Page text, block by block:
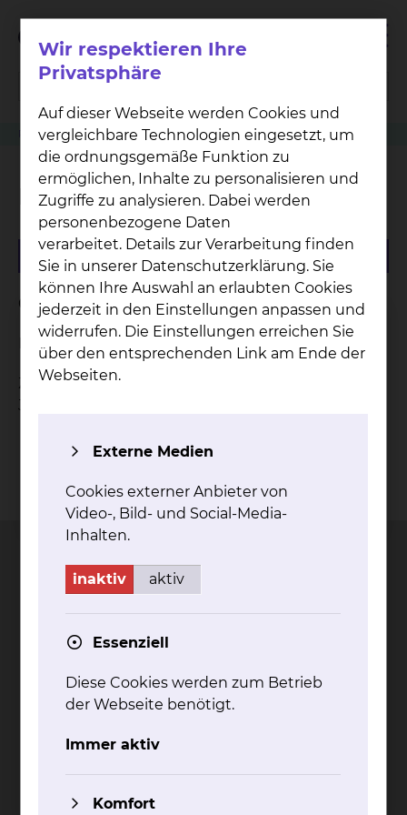
Personen PD Dr. Andrea Schmedding
PD Dr. Andrea Schmedding
Qualifikation
Fachärztin für Kinderchirurgie
Zusatzbezeichnung: Spezielle Kinder- und
Jugendurologie
Kontakt Impressum AVB
Datenschutz
Bildnachweise
Entgelttransparenz Cookie Einstellungen
Städtisches Klinikum
Braunschweig gGmbH
Freisestr. 9/10
38118 Braunschweig
Fax: 0531/595-1322
www.klinikum-braunschweig.de
Wir respektieren Ihre
Privatsphäre
Auf dieser Webseite werden Cookies und
vergleichbare Technologien eingesetzt, um
die ordnungsgemäße Funktion zu
ermöglichen, Inhalte zu personalisieren und
Zugriffe zu analysieren. Dabei werden
personenbezogene Daten
verarbeitet. Details zur Verarbeitung finden
Sie in unserer Datenschutzerklärung. Sie
können Ihre Auswahl an erlaubten Cookies
jederzeit in den Einstellungen anpassen und
widerrufen. Die Einstellungen erreichen Sie
über den entsprechenden Link am Ende der
Webseiten.
Externe Medien
Cookies externer Anbieter von
Video-, Bild- und Social-Media-
Inhalten.
inaktiv aktiv
Essenziell
Diese Cookies werden zum Betrieb
der Webseite benötigt.
Immer aktiv
Komfort